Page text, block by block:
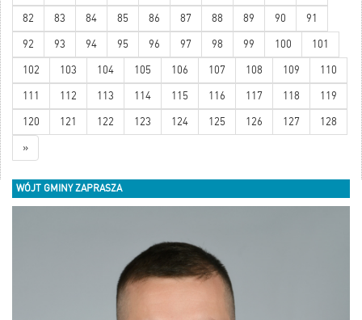
82 83 84 85 86 87 88 89 90 91
92 93 94 95 96 97 98 99 100 101
102 103 104 105 106 107 108 109 110
111 112 113 114 115 116 117 118 119
120 121 122 123 124 125 126 127 128
»
WÓJT GMINY ZAPRASZA